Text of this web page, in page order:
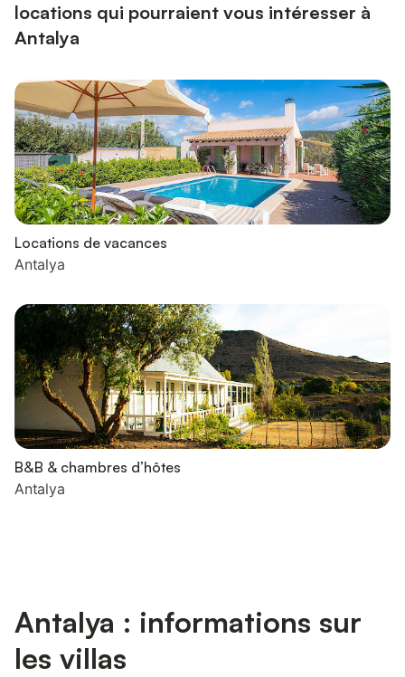
locations qui pourraient vous intéresser à
Antalya
Locations de vacances
Antalya
B&B & chambres d’hôtes
Antalya
Antalya : informations sur
les villas